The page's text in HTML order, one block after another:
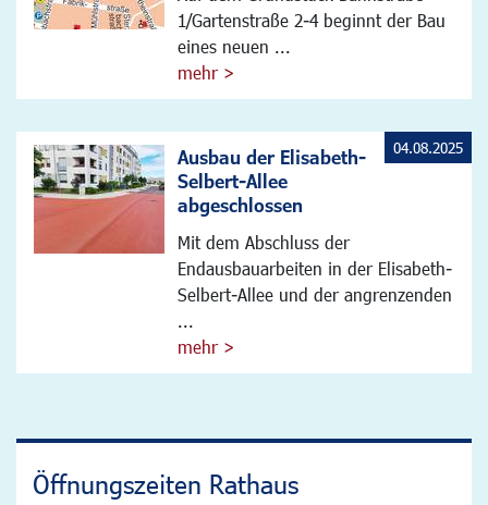
1/Gartenstraße 2-4 beginnt der Bau
eines neuen ...
mehr >
Ausbau der Elisabeth-
Selbert-Allee
abgeschlossen
Mit dem Abschluss der
Endausbauarbeiten in der Elisabeth-
Selbert-Allee und der angrenzenden
...
mehr >
04.08.2025
Öffnungszeiten Rathaus